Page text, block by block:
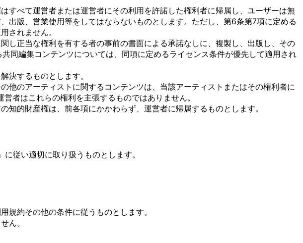
すべて運営者または運営者にその利用を許諾した権利者に帰属し、ユーザーは無
出版、営業使用等をしてはならないものとします。ただし、第6条第7項に定める
されません。
し正当な権利を有する者の事前の書面による承諾なしに、複製し、出版し、その
同編集コンテンツについては、同項に定めるライセンス条件が優先して適用され
決するものとします。
のアーティストに関するコンテンツは、当該アーティストまたはその権利者に
者はこれらの権利を主張するものではありません。
的財産権は、前各項にかかわらず、運営者に帰属するものとします。
従い適切に取り扱うものとします。
規約その他の条件に従うものとします。
ん。